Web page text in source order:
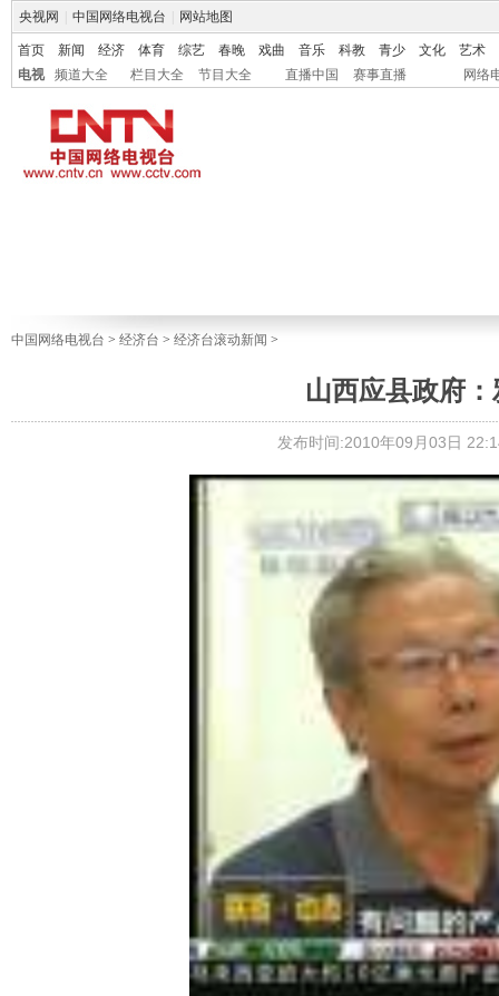
央视网 中国网络电视台 网站地图
首页 新闻 经济 体育 综艺 春晚 戏曲 音乐 科教 青少 文化
艺术
电视
频道大全 栏目大全 节目大全 直播中国 赛事直播 网络
中国网络电视台 > 经济台 > 经济台滚动新闻 >
山西应县政府
发布时间:2010年09月03日